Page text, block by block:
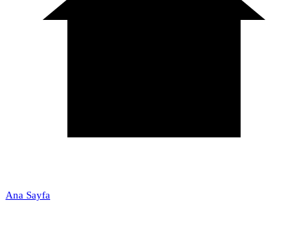
Ana Sayfa